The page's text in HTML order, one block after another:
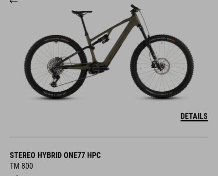
DETAILS
STEREO HYBRID ONE77 HPC
TM 800